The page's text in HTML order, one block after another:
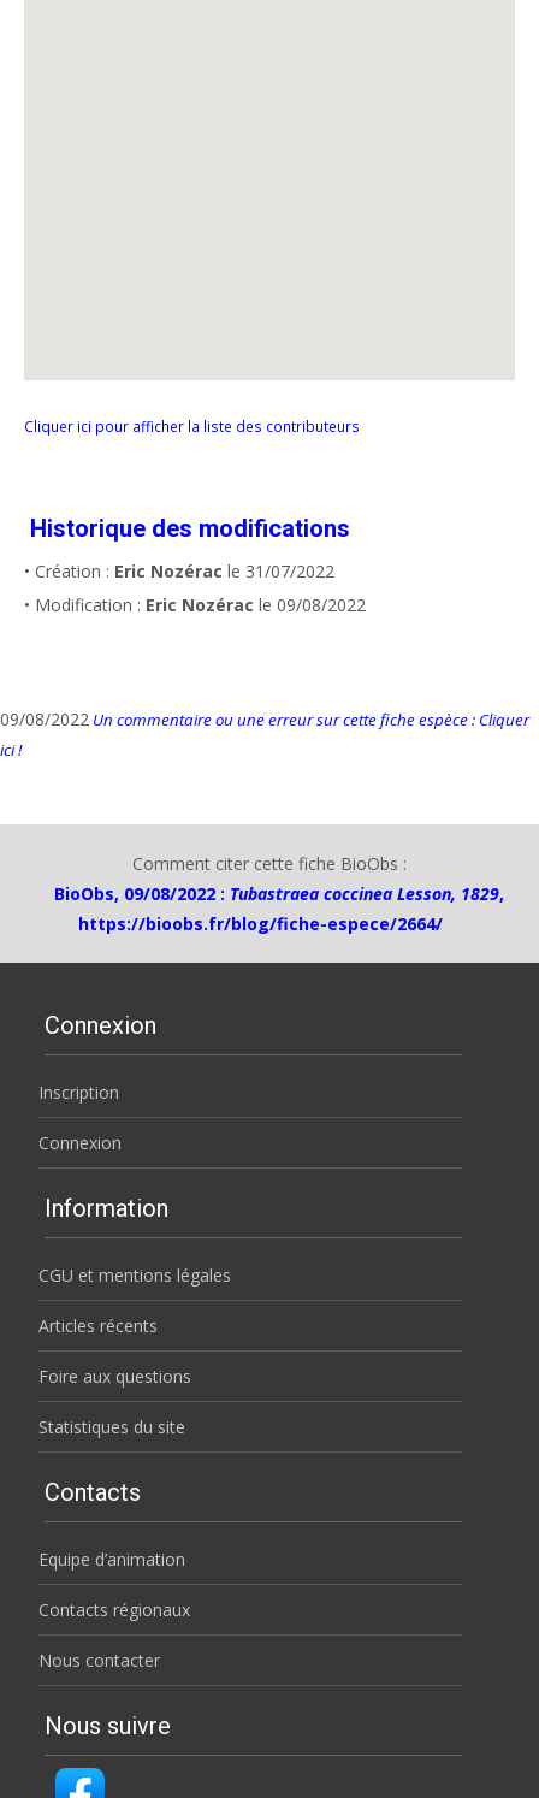
Cliquer ici pour afficher la liste des contributeurs
Historique des modifications
• Création : Eric Nozérac le 31/07/2022
• Modification : Eric Nozérac le 09/08/2022
09/08/2022 Un commentaire ou une erreur sur cette fiche espèce : Cliquer
ici !
Comment citer cette fiche BioObs :
BioObs, 09/08/2022 : Tubastraea coccinea Lesson, 1829,
https://bioobs.fr/blog/fiche-espece/2664/
Connexion
Inscription
Connexion
Information
CGU et mentions légales
Articles récents
Foire aux questions
Statistiques du site
Contacts
Equipe d’animation
Contacts régionaux
Nous contacter
Nous suivre